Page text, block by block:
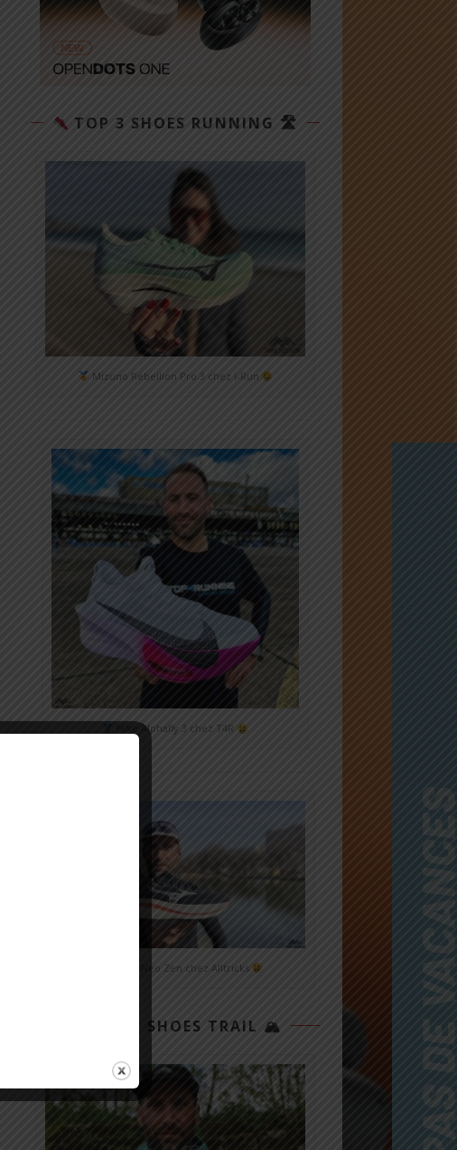
TOP 3 SHOES RUNNING 🛣
Mizuno Rebellion Pro 3 chez i-Run
Nike Alphafly 3 chez T4R
Mizuno Neo Zen chez Alltricks
TOP 3 SHOES TRAIL 🏔